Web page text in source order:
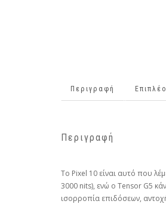
Περιγραφή
Περιγραφή
Το Pixel 10 είναι αυτό που
3000 nits), ενώ ο Tensor G5
ισορροπία επιδόσεων,